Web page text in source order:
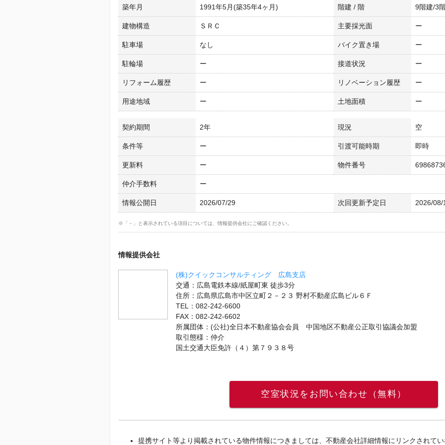
築年月 1991年5月(築35年4ヶ月) 階建 / 階 9階建/3
建物構造 ＳＲＣ 主要採光面 ー
駐車場 なし バイク置き場 ー
駐輪場 ー 接道状況 ー
リフォーム履歴 ー リノベーション履歴 ー
用途地域 ー 土地面積 ー
契約期間 2年 現況 空
条件等 ー 引渡可能時期 即時
更新料 ー 物件番号
仲介手数料 ー
情報公開日 2026/07/29 次回更新予定日 2026/08/
※「－」と表示されている項目については、情報提供会社にご確認ください。
情報提供会社
(株)クイックコンサルティング 広島支店
交通：広島電鉄本線/紙屋町東 徒歩3分
住所：広島県広島市中区立町２－２３ 野村不動産広島ビル６Ｆ
TEL：082-242-6600
FAX：082-242-6602
所属団体：(公社)全日本不動産協会会員 中国地区不動産公正取引協議会加盟
取引態様：仲介
国土交通大臣免許（４）第７９３８号
空室状況をお問い合わせ（無料）
提携サイト等より掲載されている物件情報につきましては、不動産会社詳細情報にリンクされてい